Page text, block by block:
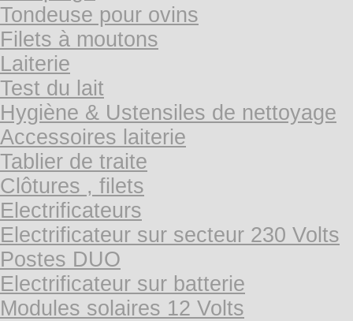
Tondeuse pour ovins
Filets à moutons
Laiterie
Test du lait
Hygiène & Ustensiles de nettoyage
Accessoires laiterie
Tablier de traite
Clôtures , filets
Electrificateurs
Electrificateur sur secteur 230 Volts
Postes DUO
Electrificateur sur batterie
Modules solaires 12 Volts